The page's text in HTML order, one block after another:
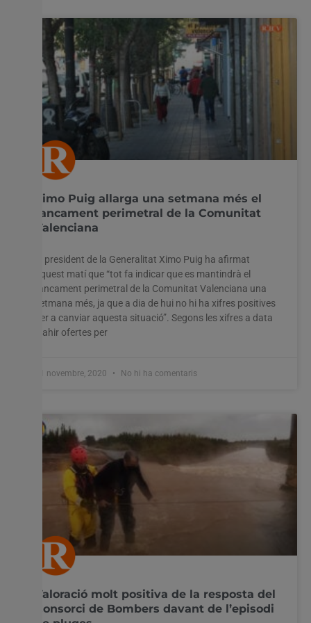
Ximo Puig allarga una setmana més el
tancament perimetral de la Comunitat
Valenciana
El president de la Generalitat Ximo Puig ha afirmat
aquest matí que “tot fa indicar que es mantindrà el
tancament perimetral de la Comunitat Valenciana una
setmana més, ja que a dia de hui no hi ha xifres positives
per a canviar aquesta situació”. Segons les xifres a data
d’ahir ofertes per
11 novembre, 2020 No hi ha comentaris
Valoració molt positiva de la resposta del
Consorci de Bombers davant de l’episodi